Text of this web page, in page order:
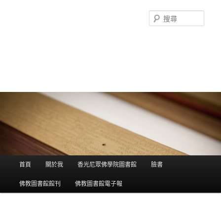
尋
跳到主內容
跳到第二內容
首頁 關於我 香光尼眾佛學院圖書館 臉書
佛教圖書館館刊 佛教圖書館電子報